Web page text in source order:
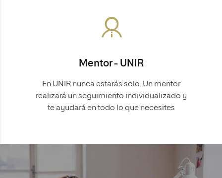
Mentor - UNIR
En UNIR nunca estarás solo. Un mentor
realizará un seguimiento individualizado y
te ayudará en todo lo que necesites